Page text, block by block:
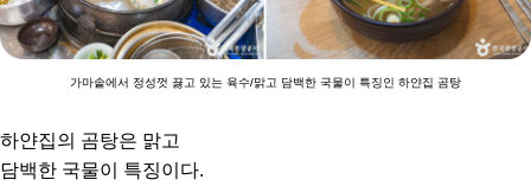
가마솥에서 정성껏 끓고 있는 육수/맑고 담백한 국물이 특징인 하얀집 곰탕
하얀집의 곰탕은 맑고
담백한 국물이 특징이다.